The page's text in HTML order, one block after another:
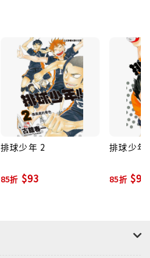
排球少年 2
85折 $93
排球少年
85折 $93